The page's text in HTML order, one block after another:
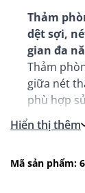
Thảm
dệt sợi,
gian đa
Thảm
giữa nét
phù hợp
dệt sợi
trong
Hiển thị thêm
Mã sản phẩm: